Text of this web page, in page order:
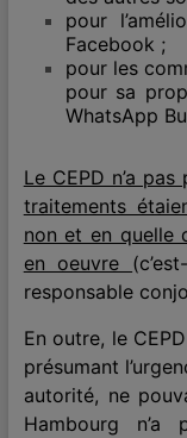
pour
Facebook ;
pour les
pour sa
WhatsApp
Le CEPD n’a
traitements
non et en quelle
en oeuvre
responsable
En outre, le
présumant
autorité, ne
Hambourg n’a